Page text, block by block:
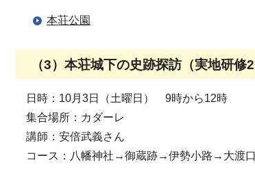
本荘公園
（3）本荘城下の史跡探訪（実地研修2
日時：10月3日（土曜日） 9時から12時
集合場所：カダーレ
講師：安倍武義さん
コース：八幡神社→御蔵跡→伊勢小路→大渡